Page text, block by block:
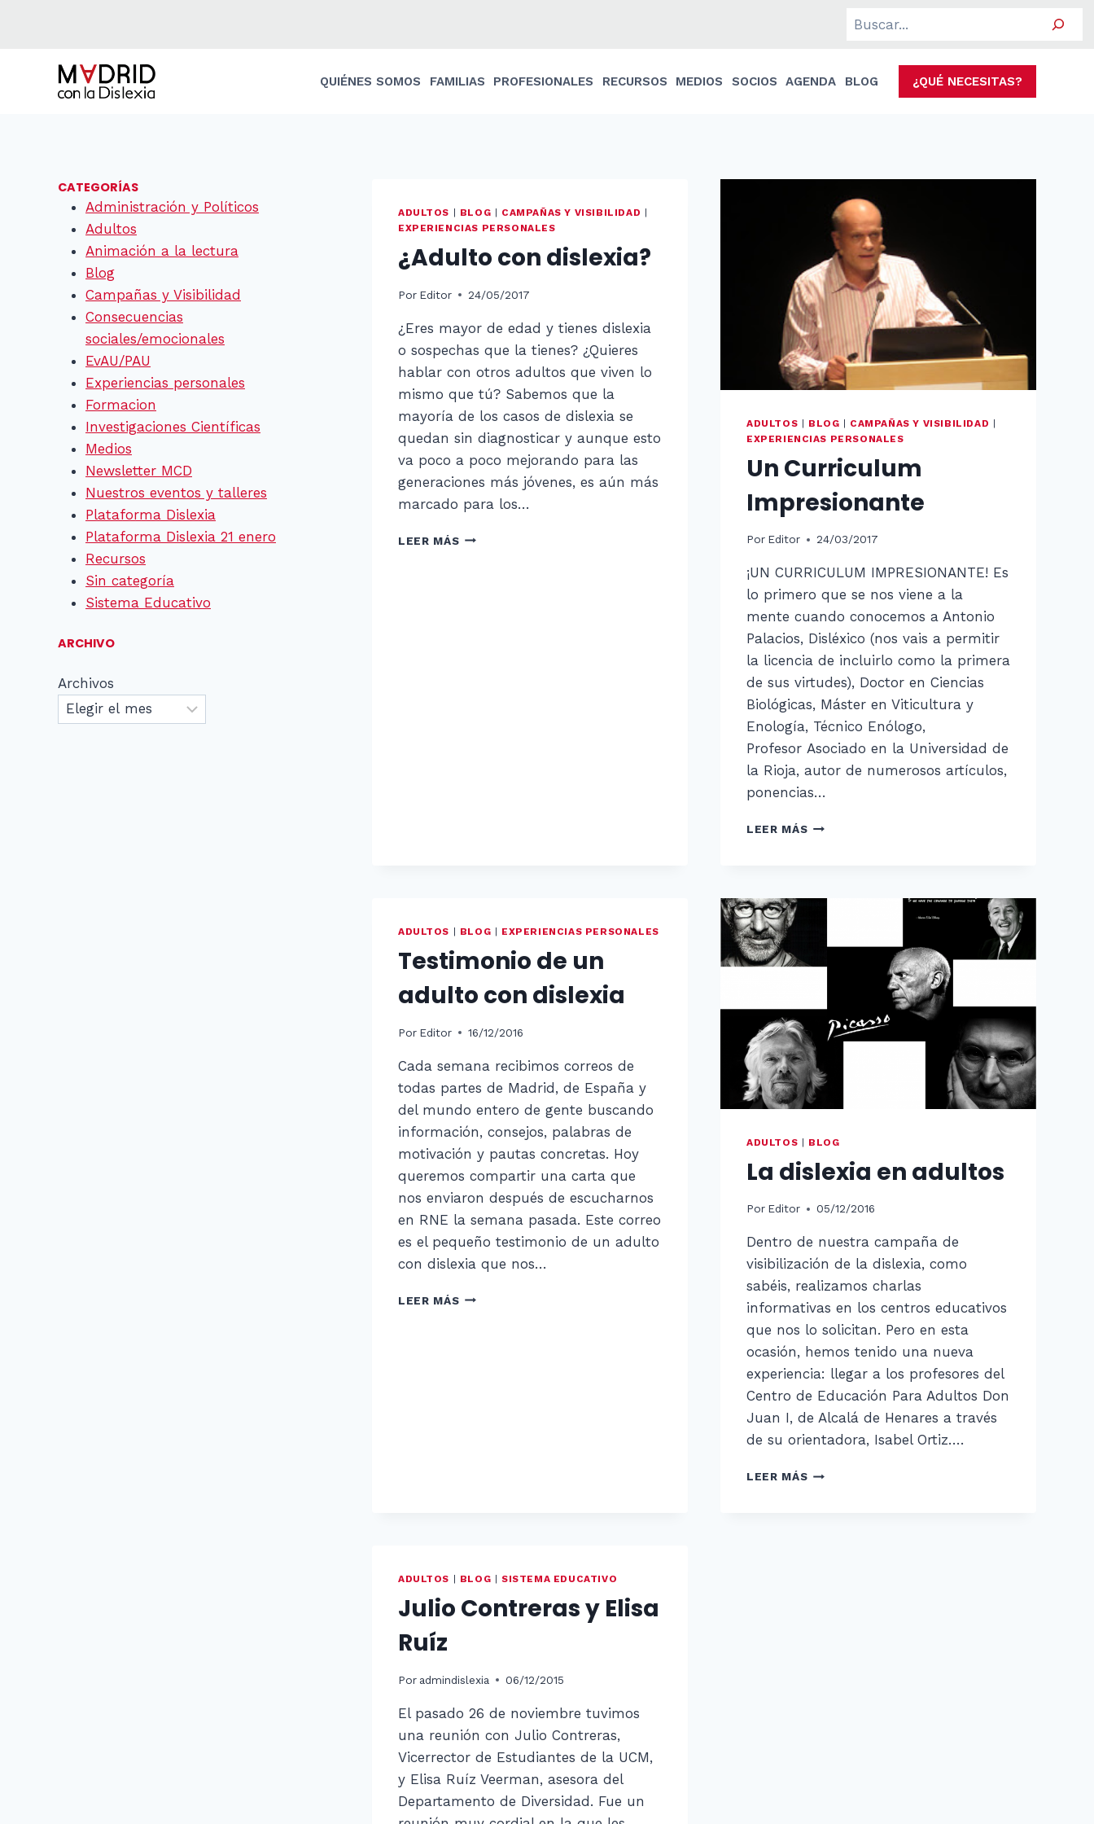
Search
QUIÉNES SOMOS FAMILIAS PROFESIONALES RECURSOS MEDIOS SOCIOS AGENDA BLOG ¿QUÉ NECESITAS?
ADULTOS BLOG CAMPAÑAS Y VISIBILIDAD
EXPERIENCIAS PERSONALES
¿Adulto con dislexia?
Por Editor 24/05/2017
¿Eres mayor de edad y tienes dislexia
o sospechas que la tienes? ¿Quieres
hablar con otros adultos que viven lo
mismo que tú? Sabemos que la
mayoría de los casos de dislexia se
quedan sin diagnosticar y aunque esto
va poco a poco mejorando para las
generaciones más jóvenes, es aún más
marcado para los…
LEER MÁS¿ADULTO
ADULTOS | BLOG | CAMPAÑAS Y VISIBILIDAD |
EXPERIENCIAS PERSONALES
Un Curriculum
Impresionante
Por Editor 24/03/2017
¡UN CURRICULUM IMPRESIONANTE! Es
lo primero que se nos viene a la
mente cuando conocemos a Antonio
Palacios, Disléxico (nos vais a permitir
la licencia de incluirlo como la primera
de sus virtudes), Doctor en Ciencias
Biológicas, Máster en Viticultura y
Enología, Técnico Enólogo,
Profesor Asociado en la Universidad de
la Rioja, autor de numerosos artículos,
ponencias…
LEER MÁSUN
ADULTOS BLOG EXPERIENCIAS PERSONALES
Testimonio de un
adulto con dislexia
Por Editor 16/12/2016
Cada semana recibimos correos de
todas partes de Madrid, de España y
del mundo entero de gente buscando
información, consejos, palabras de
motivación y pautas concretas. Hoy
queremos compartir una carta que
nos enviaron después de escucharnos
en RNE la semana pasada. Este correo
es el pequeño testimonio de un adulto
con dislexia que nos…
LEER MÁSTESTIMONIO
ADULTOS BLOG
La dislexia en adultos
Por Editor 05/12/2016
Dentro de nuestra campaña de
visibilización de la dislexia, como
sabéis, realizamos charlas
informativas en los centros educativos
que nos lo solicitan. Pero en esta
ocasión, hemos tenido una nueva
experiencia: llegar a los profesores del
Centro de Educación Para Adultos Don
Juan I, de Alcalá de Henares a través
de su orientadora, Isabel Ortiz….
LEER MÁSLA
ADULTOS BLOG |SISTEMA EDUCATIVO
Julio Contreras y Elisa
Ruíz
Por admindislexia 06/12/2015
El pasado 26 de noviembre tuvimos
una reunión con Julio Contreras,
Vicerrector de Estudiantes de la UCM,
y Elisa Ruíz Veerman, asesora del
Departamento de Diversidad. Fue un
CATEGORÍAS
Administración y Políticos
Adultos
Animación a la lectura
Blog
Campañas y Visibilidad
Consecuencias
sociales/emocionales
EvAU/PAU
Experiencias personales
Formacion
Investigaciones Científicas
Medios
Newsletter MCD
Nuestros eventos y talleres
Plataforma Dislexia
Plataforma Dislexia 21 enero
Recursos
Sin categoría
Sistema Educativo
ARCHIVO
Archivos